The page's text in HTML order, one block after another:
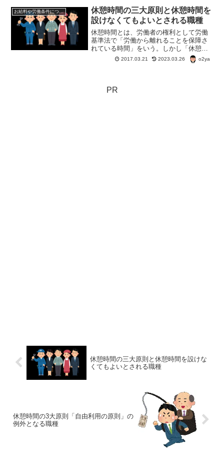
お給料や労働条件について知ろう
休憩時間の三大原則と休憩時間を
設けなくてもよいとされる職種
休憩時間とは、労働者の権利として労働
基準法で「労働から離れることを保障さ
れている時間」をいう。しかし「休憩時
間を設けなくてもいい」という職種もあ
る。「休憩時間を設けなくてもいい」と
2017.03.21 2023.03.26 o2ya
PR
休憩時間の三大原則と休憩時間を設けな
くてもよいとされる職種
休憩時間の3大原則「自由利用の原則」の
例外となる職種